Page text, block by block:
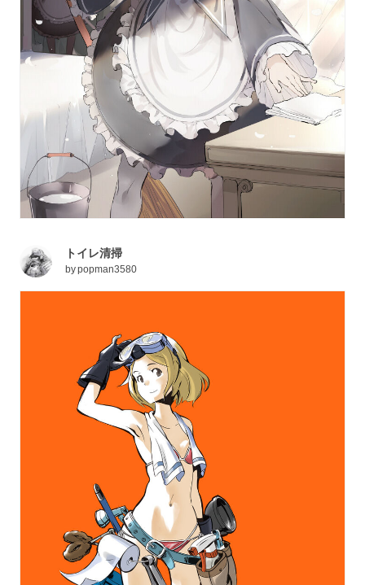
トイレ清掃
bypopman3580